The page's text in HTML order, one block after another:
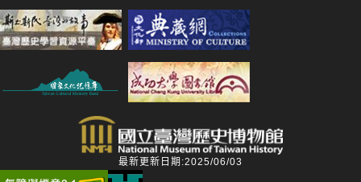
最新更新日期:2025/06/03